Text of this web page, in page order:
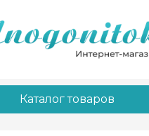
Каталог товаров